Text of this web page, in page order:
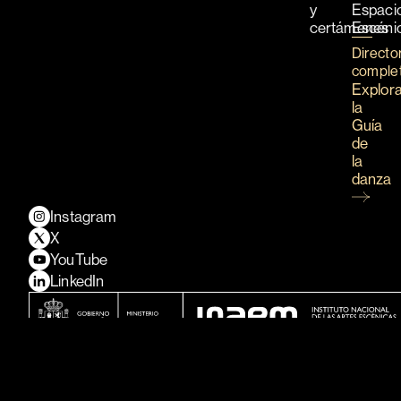
y
certámenes
la
Guía
de
la
danza
Instagram
X
YouTube
LinkedIn